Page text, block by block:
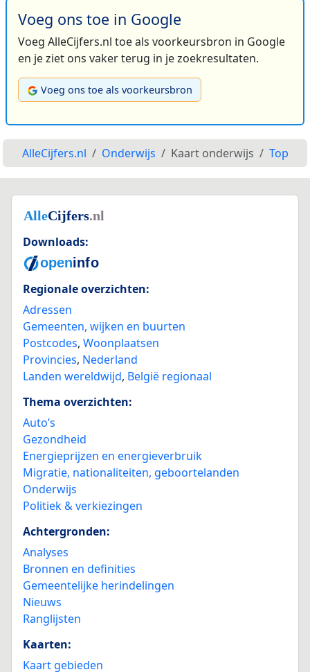
Voeg ons toe in Google
Voeg AlleCijfers.nl toe als voorkeursbron in Google
en je ziet ons vaker terug in je zoekresultaten.
Voeg ons toe als voorkeursbron
AlleCijfers.nl Onderwijs Kaart onderwijs Top
Downloads:
Regionale overzichten:
Adressen
Gemeenten, wijken en buurten
Postcodes, Woonplaatsen
Provincies, Nederland
Landen wereldwijd, België regionaal
Thema overzichten:
Auto’s
Gezondheid
Energieprijzen en energieverbruik
Migratie, nationaliteiten, geboortelanden
Onderwijs
Politiek & verkiezingen
Achtergronden:
Analyses
Bronnen en definities
Gemeentelijke herindelingen
Nieuws
Ranglijsten
Kaarten:
Kaart gebieden